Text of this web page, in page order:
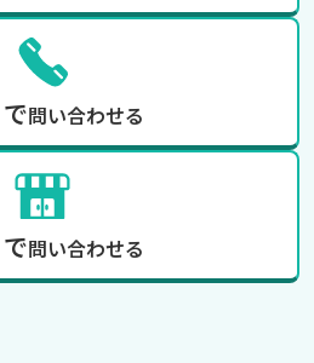
で問い合わせる
で問い合わせる